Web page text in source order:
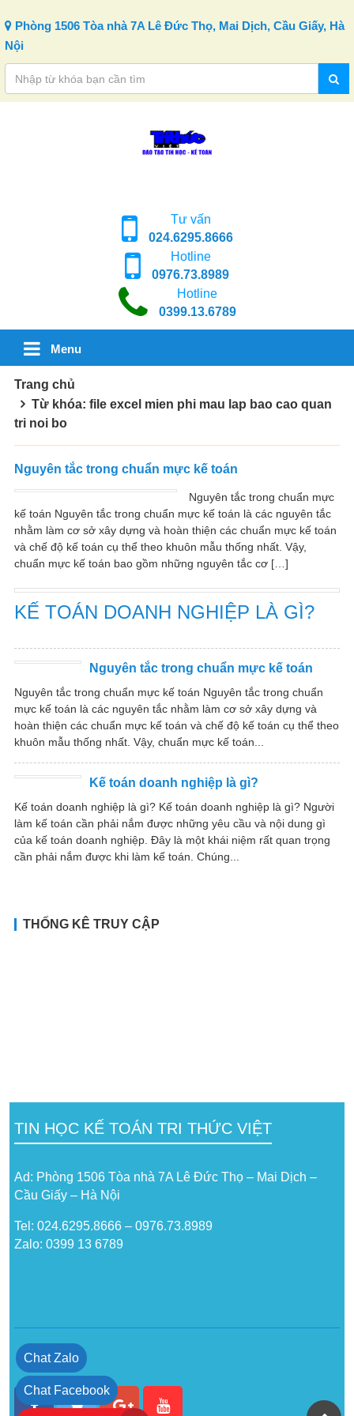
Phòng 1506 Tòa nhà 7A Lê Đức Thọ, Mai Dịch, Cầu Giấy, Hà
Nội
Tư vấn
024.6295.8666
Hotline
0976.73.8989
Hotline
0399.13.6789
Menu
Trang chủ
Từ khóa: file excel mien phi mau lap bao cao quan
tri noi bo
Nguyên tắc trong chuẩn mực kế toán
Nguyên tắc trong chuẩn mực
kế toán Nguyên tắc trong chuẩn mực kế toán là các nguyên tắc
nhằm làm cơ sở xây dựng và hoàn thiện các chuẩn mực kế toán
và chế độ kế toán cụ thể theo khuôn mẫu thống nhất. Vậy,
chuẩn mực kế toán bao gồm những nguyên tắc cơ […]
KẾ TOÁN DOANH NGHIỆP LÀ GÌ?
Nguyên tắc trong chuẩn mực kế toán
Nguyên tắc trong chuẩn mực kế toán Nguyên tắc trong chuẩn
mực kế toán là các nguyên tắc nhằm làm cơ sở xây dựng và
hoàn thiện các chuẩn mực kế toán và chế độ kế toán cụ thể theo
khuôn mẫu thống nhất. Vậy, chuẩn mực kế toán...
Kế toán doanh nghiệp là gì?
Kế toán doanh nghiệp là gì? Kế toán doanh nghiệp là gì? Người
làm kế toán cần phải nắm được những yêu cầu và nội dung gì
của kế toán doanh nghiệp. Đây là một khái niệm rất quan trọng
cần phải nắm được khi làm kế toán. Chúng...
THỐNG KÊ TRUY CẬP
TIN HỌC KẾ TOÁN TRI THỨC VIỆT
Ad: Phòng 1506 Tòa nhà 7A Lê Đức Thọ – Mai Dịch –
Cầu Giấy – Hà Nội
Tel: 024.6295.8666 – 0976.73.8989
Zalo: 0399 13 6789
Chat Zalo
Chat Facebook